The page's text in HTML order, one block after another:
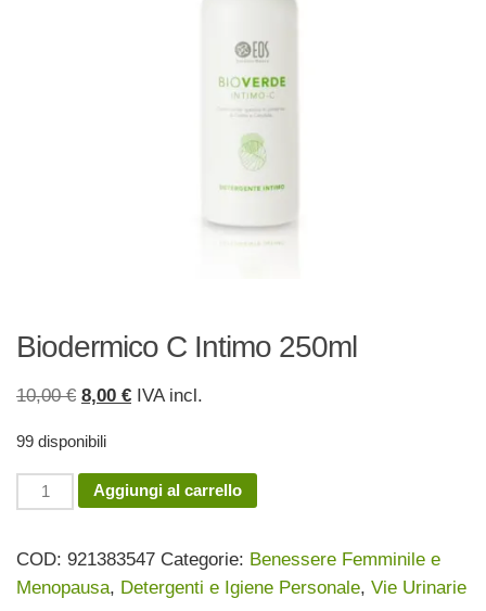
Biodermico C Intimo 250ml
10,00€ Il
originale
era:
10,00 €.
8,00 €Il
è:
8,00 €.
IVA incl.
99 disponibili
Biodermico
C
250ml
quantità
Aggiungi al carrello
COD: 921383547 Categorie: Benessere Femminile e
Menopausa, Detergenti e Igiene Personale, Vie Urinarie